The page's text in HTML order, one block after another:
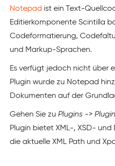
Notepad ist ein Text-
Editierkomponente Scintilla
Codeformatierung,
und Markup-Sprachen.
Es verfügt jedoch nicht über
Plugin wurde zu Notepad
Dokumenten auf der
Gehen Sie zu Plugins ->
Plugin bietet XML-, XSD-
die aktuelle XML Path und